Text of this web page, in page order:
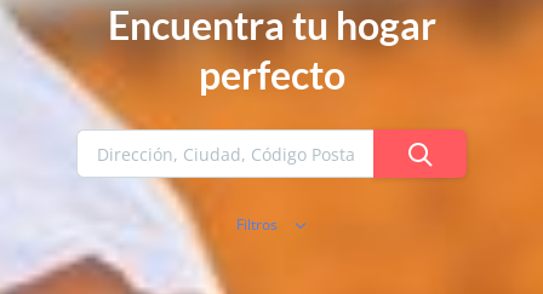
Encuentra tu hogar
perfecto
Filtros